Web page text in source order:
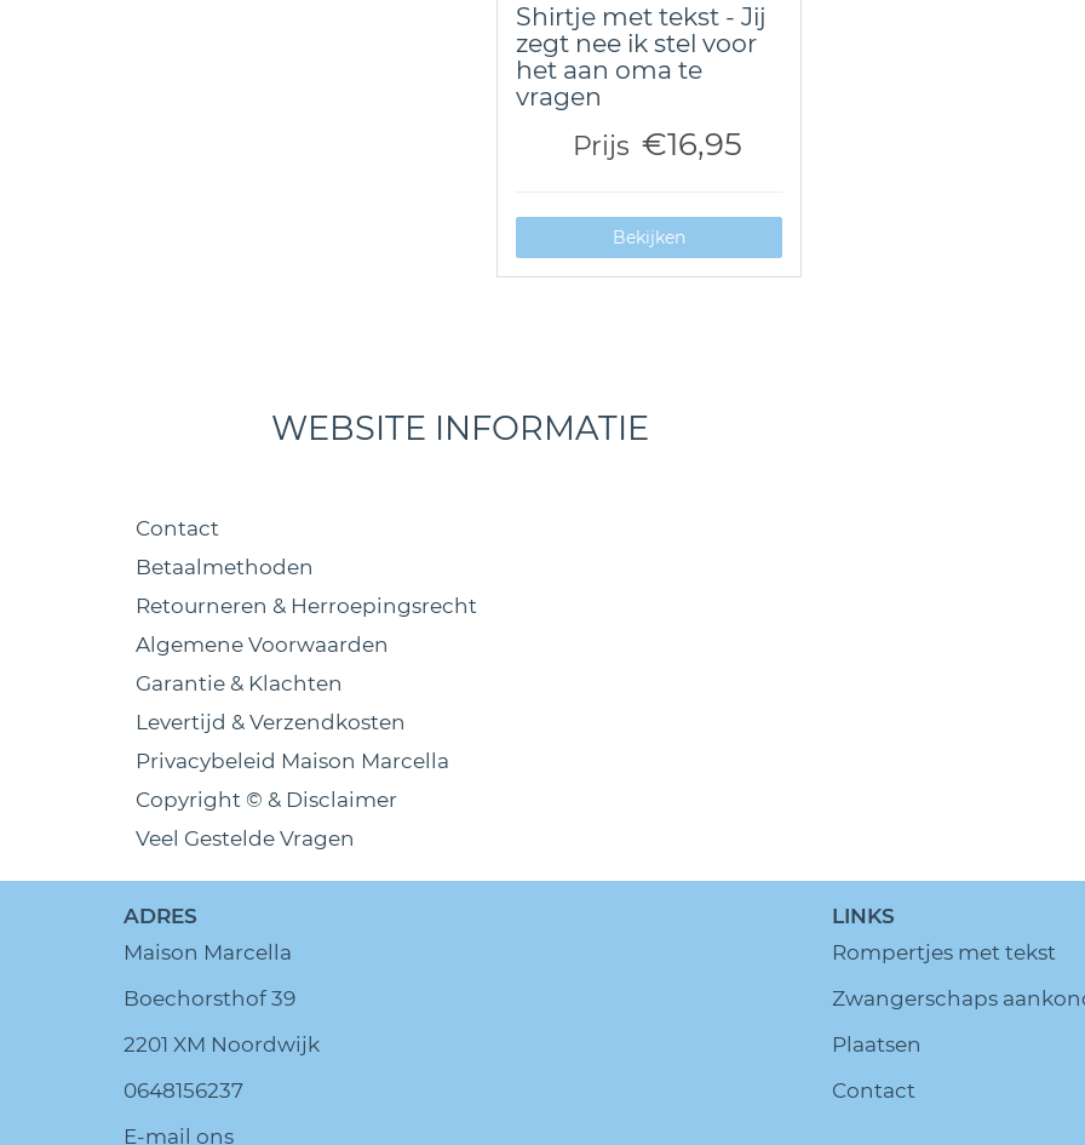
Shirtje met tekst - Jij
zegt nee ik stel voor
het aan oma te
vragen
Prijs €16,95
Bekijken
WEBSITE INFORMATIE
Contact
Betaalmethoden
Retourneren & Herroepingsrecht
Algemene Voorwaarden
Garantie & Klachten
Levertijd & Verzendkosten
Privacybeleid Maison Marcella
Copyright © & Disclaimer
Veel Gestelde Vragen
ADRES
Maison Marcella
Boechorsthof 39
2201 XM Noordwijk
0648156237
E-mail ons
LINKS
Rompertjes met tekst
Zwangerschaps
Plaatsen
Contact